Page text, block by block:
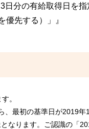
日分の有給取得日を
優先する）」』
。
最初の基準日が2019年
なります。ご認識の「